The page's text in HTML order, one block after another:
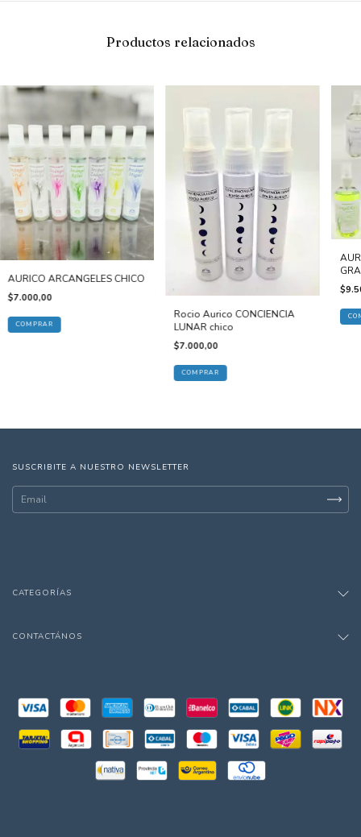
Productos relacionados
AURICO ARCANGELES CHICO
$7.000,00
COMPRAR
Rocio Aurico CONCIENCIA
LUNAR chico
$7.000,00
SUSCRIBITE A NUESTRO NEWSLETTER
CATEGORÍAS
CONTACTÁNOS